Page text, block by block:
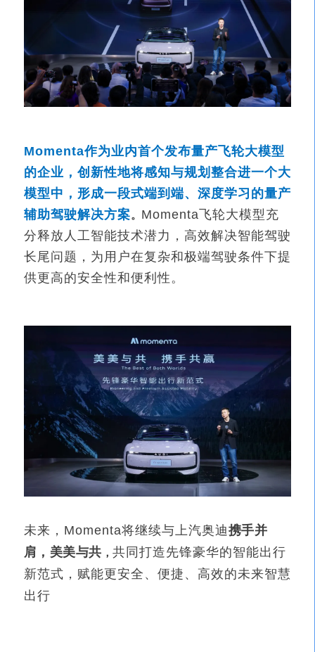
Momenta作为业内首个发布量产飞轮大模型
的企业，创新性地将感知与规划整合进一个大
模型中，形成一段式端到端、深度学习的量产
辅助驾驶解决方案。 Momenta飞轮大模型充
分释放人工智能技术潜力，高效解决智能驾驶
长尾问题，为用户在复杂和极端驾驶条件下提
供更高的安全性和便利性。
未来，Momenta将继续与上汽奥迪携手并
肩，美美与共 ， 共同打造先锋豪华的智能出行
新范式，赋能更安全、便捷、高效的未来智慧
出行